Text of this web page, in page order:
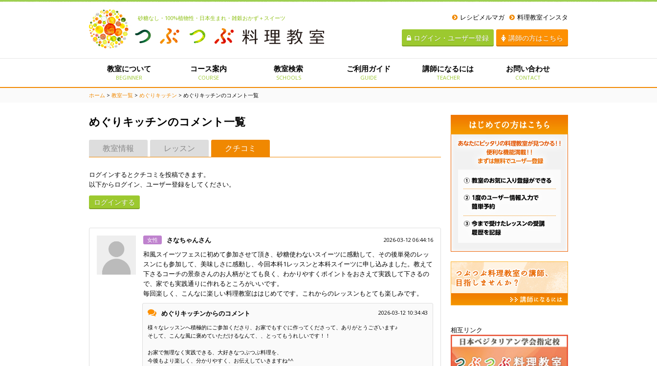
砂糖なし・100%植物性・日本生まれ・雑穀おかず＋スイーツ レシピメルマガ 料理教室インスタ
ログイン・ユーザー登録 講師の方はこちら
教室について
BEGINNER
コース案内
COURSE
教室検索
SCHOOLS
ご利用ガイド
GUIDE
講師になるには
TEACHER
お問い合わせ
CONTACT
ホーム > 教室一覧 > めぐりキッチン > めぐりキッチンのコメント一覧
めぐりキッチンのコメント一覧
教室情報 レッスン クチコミ
ログインするとクチコミを投稿できます。
以下からログイン、ユーザー登録をしてください。
ログインする
女性 さなちゃんさん 2026-03-12 06:44:16
和風スイーツフェスに初めて参加させて頂き、砂糖使わないスイーツに感動して、その後単発のレッ
スンにも参加して、美味しさに感動し、今回本科1レッスンと本科スイーツに申し込みました。教えて
下さるコーチの景奈さんのお人柄がとても良く、わかりやすくポイントをおさえて実践して下さるの
で、家でも実践通りに作れるところがいいです。
毎回楽しく、こんなに楽しい料理教室ははじめてです。これからのレッスンもとても楽しみです。
めぐりキッチンからのコメント
2026-03-12 10:34:43
様々なレッスンへ積極的にご参加くださり、お家でもすぐに作ってくださって、ありがとうございます♪
そして、こんな風に褒めていただけるなんて、、とってもうれしいです！！
お家で無理なく実践できる、大好きなつぶつぶ料理を、
今後もより楽しく、分かりやすく、お伝えしていきますね^^
相互リンク